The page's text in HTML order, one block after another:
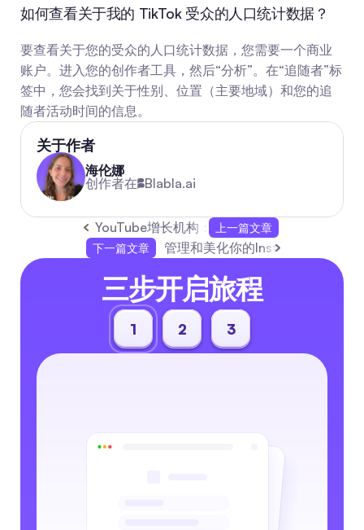
如何查看关于我的 TikTok 受众的人口统计数据？
要查看关于您的受众的人口统计数据，您需要一个商业
账户。进入您的创作者工具，然后“分析”。在“追随者”标
签中，您会找到关于性别、位置（主要地域）和您的追
随者活动时间的信息。
关于作者
海伦娜
创作者在 Blabla.ai
YouTube增长机构：提升订阅者、观看次数和
上一篇文章
下一篇文章
管理和美化你的Instagram动态的
三步开启旅程
1 2 3